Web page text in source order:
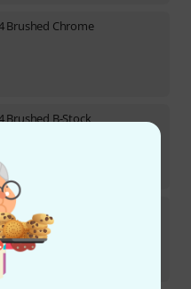
Brushed Chrome
Brushed B-Stock
Ch Set